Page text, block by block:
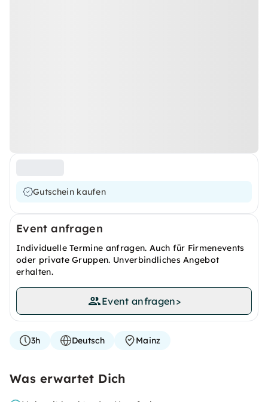
Gutschein kaufen
Event anfragen
Individuelle Termine anfragen. Auch für Firmenevents
oder private Gruppen. Unverbindliches Angebot
erhalten.
Event anfragen>
3h Deutsch Mainz
Was erwartet Dich